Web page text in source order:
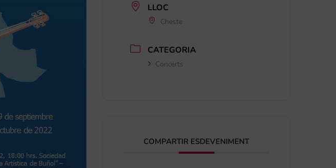
LLOC
Cheste
CATEGORIA
Concerts
COMPARTIR ESDEVENIMENT